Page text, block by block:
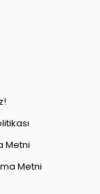
Metni
Metni